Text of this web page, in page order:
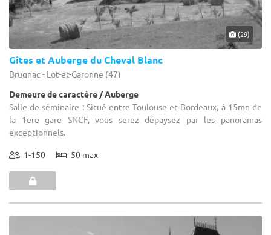
(29)
Gîtes et Auberge du Cheval Blanc
Brugnac - Lot-et-Garonne (47)
Demeure de caractère / Auberge
Salle de séminaire : Situé entre Toulouse et Bordeaux, à 15mn de
la 1ere gare SNCF, vous serez dépaysez par les panoramas
exceptionnels.
1-150 50 max